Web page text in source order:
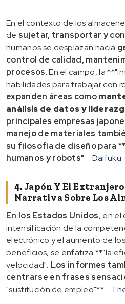
En el contexto de los
de sujetar, transportar y
humanos se desplazan hacia
control de calidad,
procesos. En el campo, la
habilidades para trabajar con
expanden áreas como
análisis de datos y
principales empresas
manejo de materiales
su filosofía de diseño para
humanos y robots". Daifuku
4. Japón Y El
Narrativa Sobre Los
En los Estados Unidos, en el
intensificación de la
electrónico y el aumento de
beneficios, se enfatiza **"la
velocidad". Los informes
centrarse en frases
"sustitución de empleo"**.